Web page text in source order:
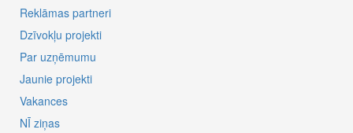
Reklāmas partneri
Dzīvokļu projekti
Par uzņēmumu
Jaunie projekti
Vakances
NĪ ziņas